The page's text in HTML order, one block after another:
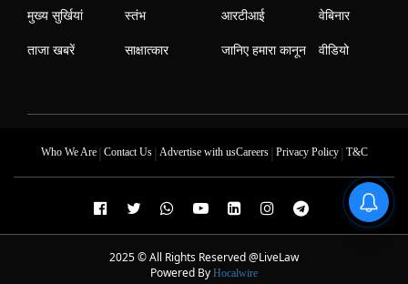
मुख्य सुर्खियां
ताजा खबरें
स्तंभ
साक्षात्कार
आरटीआई
जानिए हमारा कानून
वेबिनार
वीडियो
Who We Are| Contact Us| Advertise with usCareers| Privacy Policy| T&C
2025 © All Rights Reserved @LiveLaw
Powered By Hocalwire